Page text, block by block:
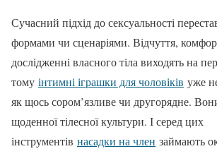
Сучасний підхід до сексуальності
формами чи сценаріями. Відчуття,
дослідженні власного тіла виходять на
тому інтимні іграшки для чоловіків уже
як щось сором’язливе чи другорядне.
щоденної тілесної культури. І серед цих
інструментів насадки на член займають